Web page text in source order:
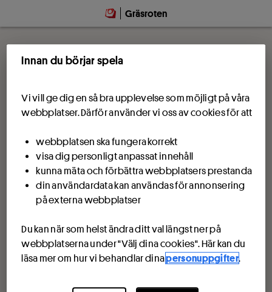
Gräsroten
Innan du börjar spela
Vi vill ge dig en så bra upplevelse som möjligt på våra
webbplatser. Därför använder vi oss av cookies för att
webbplatsen ska fungera korrekt
visa dig personligt anpassat innehåll
kunna mäta och förbättra webbplatsers prestanda
din användardata kan användas för annonsering
på externa webbplatser
Du kan när som helst ändra ditt val längst ner på
webbplatserna under "Välj dina cookies". Här kan du
läsa mer om hur vi behandlar dinapersonuppgifter.